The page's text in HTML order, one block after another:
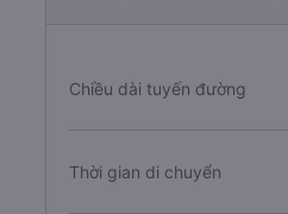
Chiều dài tuyến đường
Thời gian di chuyển